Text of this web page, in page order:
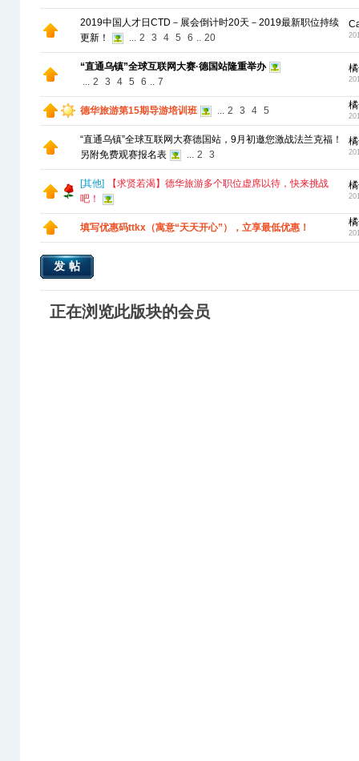
2019中国人才日CTD－展会倒计时20天－2019最新职位持续
更新！
... 2 3 4 5 6 .. 20
“直通乌镇”全球互联网大赛·德国站隆重举办
... 2 3 4 5 6 .. 7
德华旅游第15期导游培训班 ... 2 3 4 5
“直通乌镇”全球互联网大赛德国站，9月初邀您激战法兰克福！
另附免费观赛报名表
... 2 3
[其他]
【求贤若渴】德华旅游多个职位虚席以待，快来挑战
吧！
填写优惠码ttkx（寓意“天天开心”），立享最低优惠！
发帖
正在浏览此版块的会员